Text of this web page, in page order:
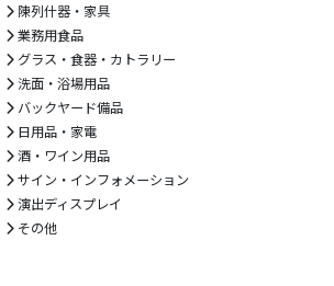
陳列什器・家具
業務用食品
グラス・食器・カトラリー
洗面・浴場用品
バックヤード備品
日用品・家電
酒・ワイン用品
サイン・インフォメーション
演出ディスプレイ
その他